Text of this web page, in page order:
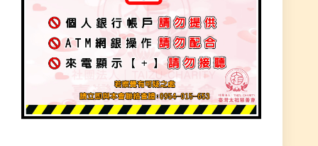
棲心霄霞之境〕。如上所舉，可知由無極而成太極
的情形。
元始天王生於虛無自然即〔太易〕之世，第一化為
無形天尊〔天寶尊〕，是為〔太初〕之時﹔再化為
無始天尊〔靈寶君〕，是再〔太始〕之時。第三化
為梵行天尊〔神寶君〕是為〔太素〕之世，皆〔無